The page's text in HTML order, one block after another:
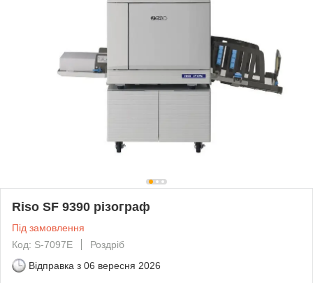
Riso SF 9390 різограф
Під замовлення
Код: S-7097E
Роздріб
Відправка з 06 вересня 2026